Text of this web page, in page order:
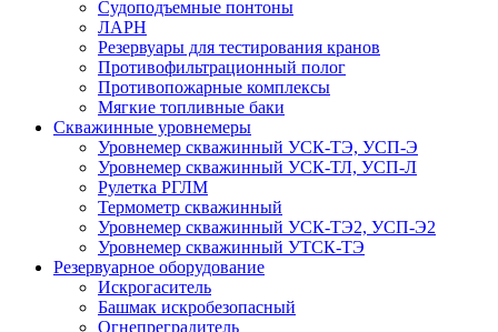
Судоподъемные понтоны
ЛАРН
Резервуары для тестирования кранов
Противофильтрационный полог
Противопожарные комплексы
Мягкие топливные баки
Скважинные уровнемеры
Уровнемер скважинный УСК-ТЭ, УСП-Э
Уровнемер скважинный УСК-ТЛ, УСП-Л
Рулетка РГЛМ
Термометр скважинный
Уровнемер скважинный УСК-ТЭ2, УСП-Э2
Уровнемер скважинный УТСК-ТЭ
Резервуарное оборудование
Искрогаситель
Башмак искробезопасный
Огнепреградитель